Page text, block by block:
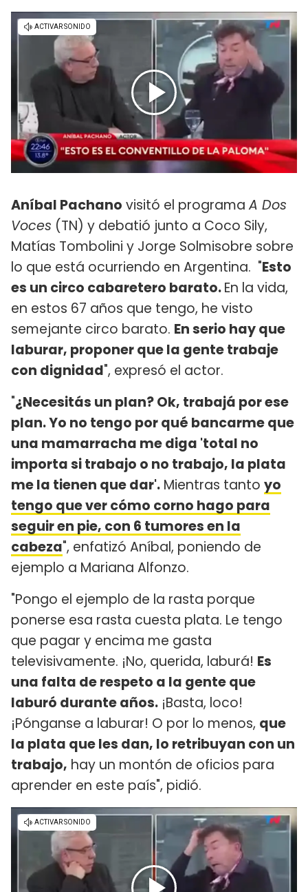
Aníbal Pachano visitó el programaA Dos
Voces (TN) y debatió junto a Coco Sily,
Matías Tombolini y Jorge Solmisobre sobre
lo que está ocurriendo en Argentina. "Esto
es un circo cabaretero barato.En la vida,
en estos 67 años que tengo, he visto
semejante circo barato. En serio hay que
laburar, proponer que la gente trabaje
con dignidad", expresó el actor.
"¿Necesitás un plan? Ok, trabajá por ese
plan. Yo no tengo por qué bancarme que
una mamarracha me diga 'total no
importa si trabajo o no trabajo, la plata
me la tienen que dar'. Mientras tanto yo
tengo que ver cómo corno hago para
seguir en pie, con 6 tumores en la
cabeza", enfatizó Aníbal, poniendo de
ejemplo a Mariana Alfonzo.
"Pongo el ejemplo de la rasta porque
ponerse esa rasta cuesta plata. Le tengo
que pagar y encima me gasta
televisivamente. ¡No, querida, laburá! Es
una falta de respeto a la gente que
laburó durante años. ¡Basta, loco!
¡Pónganse a laburar! O por lo menos, que
la plata que les dan, lo retribuyan con un
trabajo, hay un montón de oficios para
aprender en este país", pidió.